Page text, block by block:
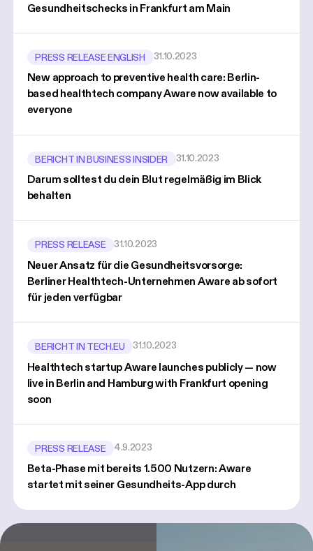
Gesundheitschecks in Frankfurt am Main
PRESS RELEASE ENGLISH 31.10.2023
New approach to preventive health care: Berlin-
based healthtech company Aware now available to
everyone
BERICHT IN BUSINESS INSIDER 31.10.2023
Darum solltest du dein Blut regelmäßig im Blick
behalten
PRESS RELEASE 31.10.2023
Neuer Ansatz für die Gesundheitsvorsorge:
Berliner Healthtech-Unternehmen Aware ab sofort
für jeden verfügbar
BERICHT IN TECH.EU 31.10.2023
Healthtech startup Aware launches publicly — now
live in Berlin and Hamburg with Frankfurt opening
soon
PRESS RELEASE 4.9.2023
Beta-Phase mit bereits 1.500 Nutzern: Aware
startet mit seiner Gesundheits-App durch